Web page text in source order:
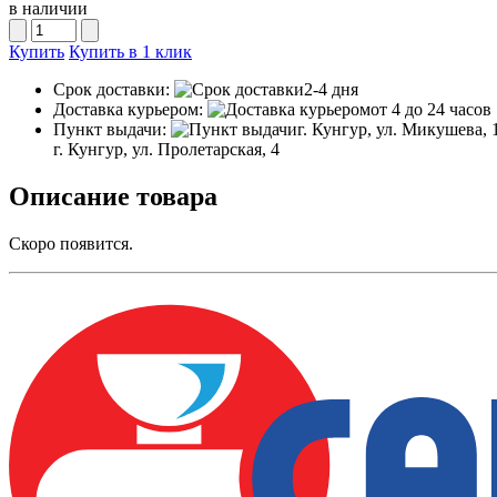
в наличии
Купить Купить в 1 клик
Срок доставки:
2-4 дня
Доставка курьером:
от 4 до 24 часов
Пункт выдачи:
г. Кунгур, ул. Микушева,
г. Кунгур, ул. Пролетарская, 4
Описание товара
Скоро появится.